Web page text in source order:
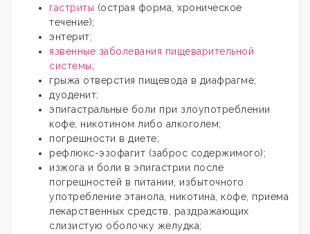
гастриты (острая форма, хроническое
течение);
энтерит;
язвенные заболевания пищеварительной
системы;
грыжа отверстия пищевода в диафрагме;
дуоденит;
эпигастральные боли при злоупотреблении
кофе, никотином либо алкоголем;
погрешности в диете;
рефлюкс-эзофагит (заброс содержимого);
изжога и боли в эпигастрии после
погрешностей в питании, избыточного
употребление этанола, никотина, кофе, приема
лекарственных средств, раздражающих
слизистую оболочку желудка;